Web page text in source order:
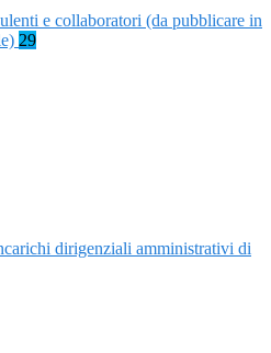
e collaboratori (da pubblicare in
29
dirigenziali amministrativi di